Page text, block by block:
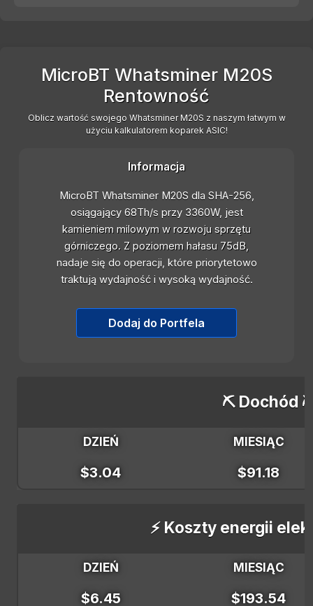
MicroBT Whatsminer M20S
Rentowność
Oblicz wartość swojego Whatsminer M20S z naszym łatwym w
użyciu kalkulatorem koparek ASIC!
Informacja
MicroBT Whatsminer M20S dla SHA-256,
osiągający 68Th/s przy 3360W, jest
kamieniem milowym w rozwoju sprzętu
górniczego. Z poziomem hałasu 75dB,
nadaje się do operacji, które priorytetowo
traktują wydajność i wysoką wydajność.
Dodaj do Portfela
⛏️ Dochód
DZIEŃ MIESIĄC
$3.04 $91.18
⚡ Koszty energii
DZIEŃ MIESIĄC
$6.45 $193.54